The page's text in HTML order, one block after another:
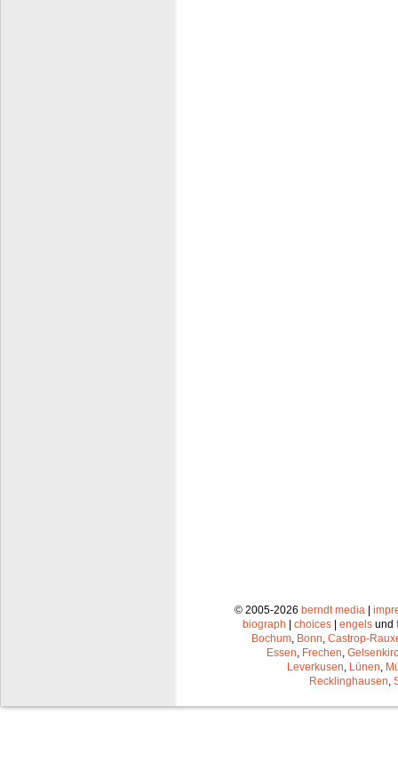
© 2005-2026 berndt media |
biograph | choices | engels und
Bochum Bonn Castrop-
Essen Frechen
Leverkusen Lünen
Recklinghausen